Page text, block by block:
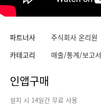
파트너사 주식회사 온리원
카테고리 매출/통계/보고서
인앱구매
설치 시 14일간 무료 사용